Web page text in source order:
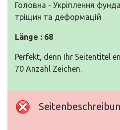
Головна - Укрiплення
тріщин та деформацій
Länge : 68
Perfekt, denn Ihr Seitentitel
70 Anzahl Zeichen.